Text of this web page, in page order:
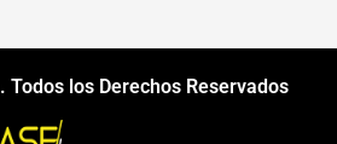
. Todos los Derechos Reservados